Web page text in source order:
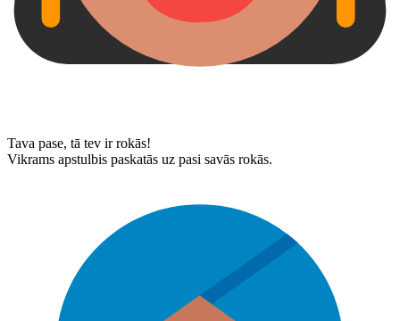
Tava pase, tā tev ir rokās!
Vikrams apstulbis paskatās uz pasi savās rokās.